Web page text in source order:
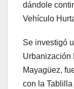
dándole
Vehículo
Se investigó
Urbanización
Mayagüez,
con la